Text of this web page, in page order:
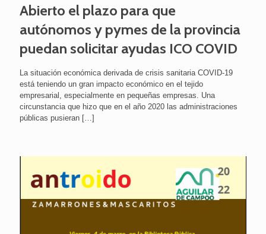
Abierto el plazo para que
autónomos y pymes de la provincia
puedan solicitar ayudas ICO COVID
La situación económica derivada de crisis sanitaria COVID-19
está teniendo un gran impacto económico en el tejido
empresarial, especialmente en pequeñas empresas. Una
circunstancia que hizo que en el año 2020 las administraciones
públicas pusieran […]